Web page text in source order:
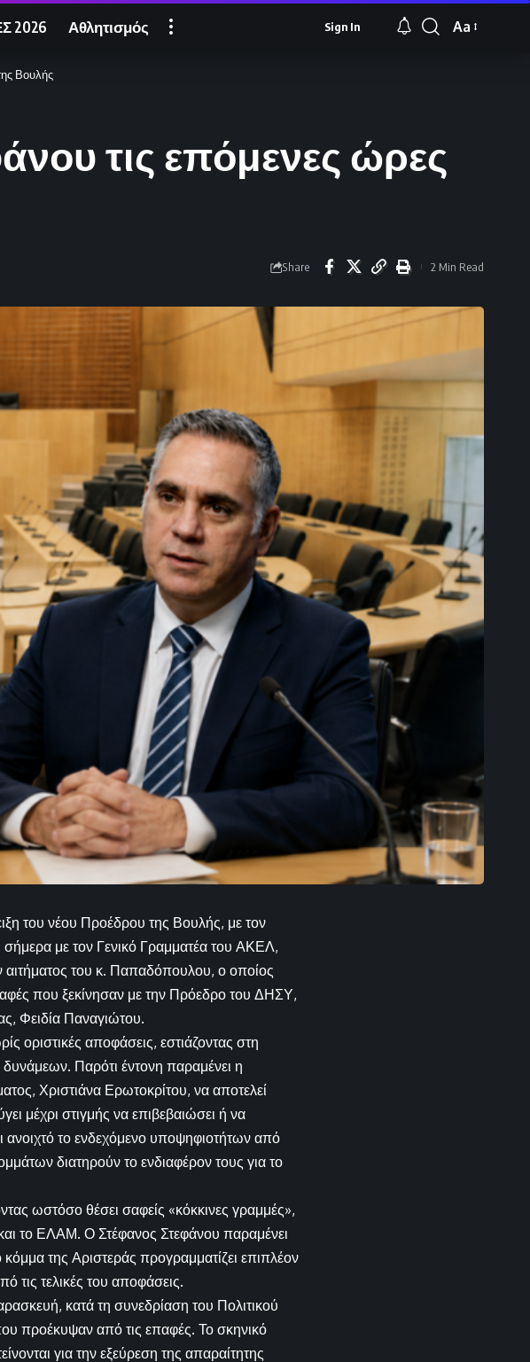
2026 Αθλητισμός Sign In
Font
Aa
Βουλής
τις επόμενες ώρες
Share 2 Min Read
του νέου Προέδρου της Βουλής, με τον
με τον Γενικό Γραμματέα του ΑΚΕΛ,
αιτήματος του κ. Παπαδόπουλου, ο οποίος
που ξεκίνησαν με την Πρόεδρο του ΔΗΣΥ,
Φειδία Παναγιώτου.
οριστικές αποφάσεις, εστιάζοντας στη
Παρότι έντονη παραμένει η
Χριστιάνα Ερωτοκρίτου, να αποτελεί
μέχρι στιγμής να επιβεβαιώσει ή να
ανοιχτό το ενδεχόμενο υποψηφιοτήτων από
διατηρούν το ενδιαφέρον τους για το
ωστόσο θέσει σαφείς «κόκκινες γραμμές»,
το ΕΛΑΜ. Ο Στέφανος Στεφάνου παραμένει
της Αριστεράς προγραμματίζει επιπλέον
τις τελικές του αποφάσεις.
κατά τη συνεδρίαση του Πολιτικού
προέκυψαν από τις επαφές. Το σκηνικό
για την εξεύρεση της απαραίτητης